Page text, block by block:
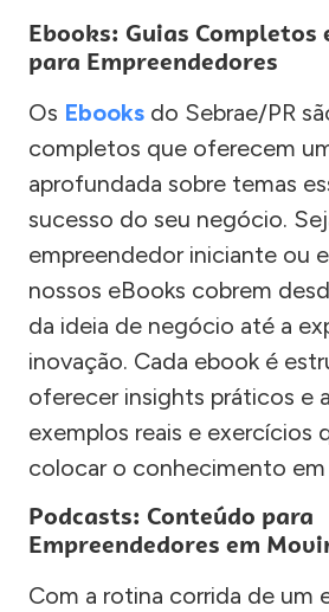
Ebooks: Guias Completos
para Empreendedores
Os Ebooks do Sebrae/PR
completos que oferecem
aprofundada sobre temas
sucesso do seu negócio.
empreendedor iniciante ou
nossos eBooks cobrem
da ideia de negócio até a
inovação. Cada ebook é
oferecer insights práticos e
exemplos reais e exercícios
colocar o conhecimento em
Podcasts: Conteúdo para
Empreendedores em
Com a rotina corrida de um